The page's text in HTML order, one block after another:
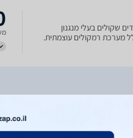
מרשים בעיצוב יוקרתי, עם 88 קלידים שקולים בעלי מנגנון
מערכת רמקולים עוצמתית.